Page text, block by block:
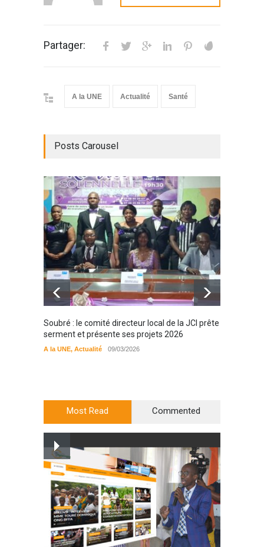
Partager:
A la UNE Actualité Santé
Posts Carousel
Soubré : le comité directeur local de la JCI prête
serment et présente ses projets 2026
A la UNE, Actualité 09/03/2026
Most Read Commented